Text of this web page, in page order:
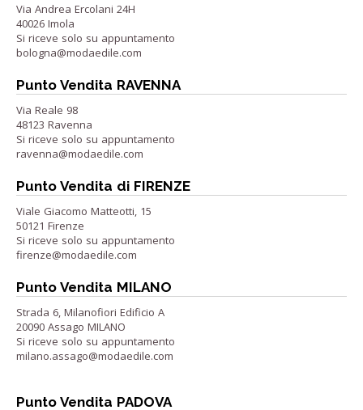
Via Andrea Ercolani 24H
40026 Imola
Si riceve solo su appuntamento
bologna@modaedile.com
Punto Vendita RAVENNA
Via Reale 98
48123 Ravenna
Si riceve solo su appuntamento
ravenna@modaedile.com
Punto Vendita di FIRENZE
Viale Giacomo Matteotti, 15
50121 Firenze
Si riceve solo su appuntamento
firenze@modaedile.com
Punto Vendita MILANO
Strada 6, Milanofiori Edificio A
20090 Assago MILANO
Si riceve solo su appuntamento
milano.assago@modaedile.com
Punto Vendita PADOVA